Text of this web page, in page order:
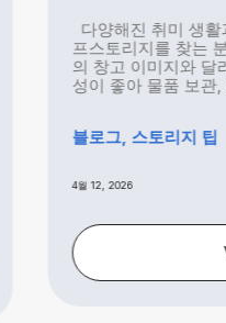
다양해진 취미 생
프스토리지를 찾는
의 창고 이미지와 달
성이 좋아 물품 보관,
블로그, 스토리지 팁
4월 12, 2026